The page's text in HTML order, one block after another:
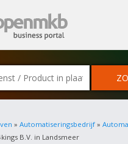
OPENMKB - DE
» Automatiseringsbedrijf »
B.V. in Landsmeer